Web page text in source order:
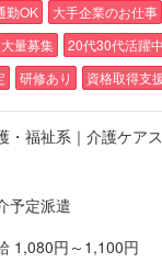
勤OK 大手企業のお仕事
大量募集 20代30代活躍中
研修あり 資格取得支
・福祉系｜介護ケア
予定派遣
1,080円～1,100円